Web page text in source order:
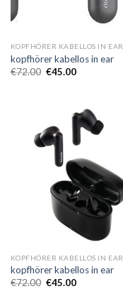
KOPFHÖRER KABELLOS IN EAR
kopfhörer kabellos in ear
€72.00 €45.00
KOPFHÖRER KABELLOS IN EAR
kopfhörer kabellos in ear
€72.00 €45.00